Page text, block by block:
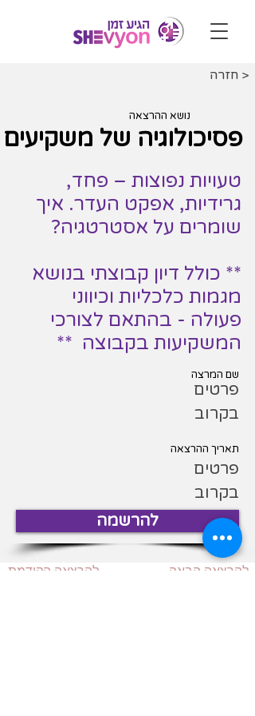
< חזרה
נושא ההרצאה
פסיכולוגיה של משקיעים
טעויות נפוצות – פחד,
גרידיות, אפקט העדר. איך
שומרים על אסטרטגיה?
** כולל דיון קבוצתי בנושא
מגמות כלכליות וכיווני
פעולה - בהתאם לצורכי
המשקיעות בקבוצה **
שם המרצה
פרטים
בקרוב
תאריך ההרצאה
פרטים
בקרוב
להרשמה
להרצאה הקודמת להרצאה הבאה